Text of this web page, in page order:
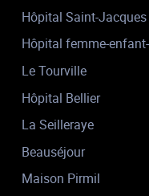
Hôpital Saint-Jacques
Hôpital femme-
Le Tourville
Hôpital Bellier
La Seilleraye
Beauséjour
Maison Pirmil